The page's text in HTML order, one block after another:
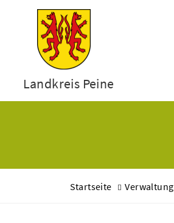
Landkreis Peine
Startseite Verwaltung